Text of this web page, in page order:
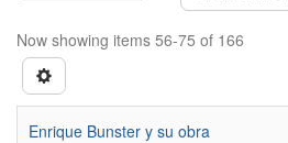
Now showing items 56-75 of 166
Enrique Bunster y su obra